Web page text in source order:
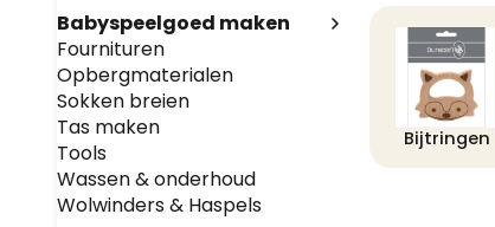
Babyspeelgoed maken
Fournituren
Opbergmaterialen
Sokken breien
Tas maken
Tools
Wassen & onderhoud
Wolwinders & Haspels
Bijtringen